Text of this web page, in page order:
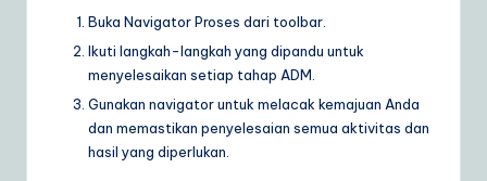
Buka Navigator Proses dari toolbar.
Ikuti langkah-langkah yang dipandu untuk
menyelesaikan setiap tahap ADM.
Gunakan navigator untuk melacak kemajuan Anda
dan memastikan penyelesaian semua aktivitas dan
hasil yang diperlukan.